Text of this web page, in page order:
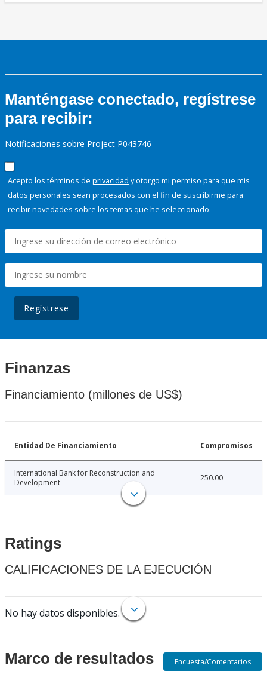
Manténgase conectado, regístrese
para recibir:
Notificaciones sobre Project P043746
Acepto los términos de privacidad y otorgo mi permiso para que mis
datos personales sean procesados con el fin de suscribirme para
recibir novedades sobre los temas que he seleccionado.
Regístrese
Finanzas
Financiamiento (millones de US$)
Entidad De Financiamiento Compromisos
International Bank for Reconstruction and
Development
250.00
Ratings
CALIFICACIONES DE LA EJECUCIÓN
No hay datos disponibles.
Marco de resultados Encuesta/Comentarios